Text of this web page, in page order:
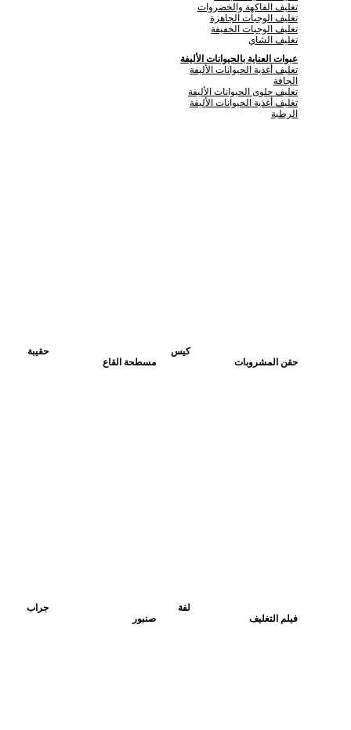
تغليف الفاكهة والخضروات
تغليف الوجبات الجاهزة
تغليف الوجبات الخفيفة
تغليف الشاي
عبوات العناية بالحيوانات الأليفة
تغليف أغذية الحيوانات الأليفة
تغليف حلوى الحيوانات الأليفة
تغليف أغذية الحيوانات الأليفة
حقن المشروبات
مسطحة القاع
فيلم التغليف